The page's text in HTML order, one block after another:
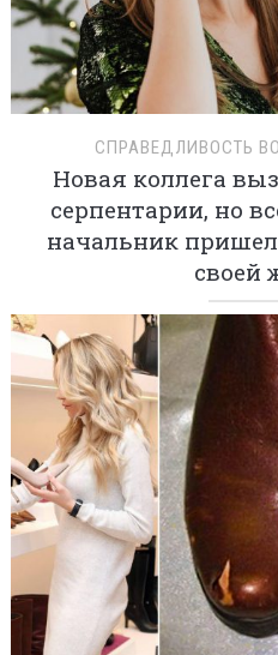
СПРАВЕДЛИВОСТЬ
Новая коллега
серпентарии, но
начальник
своей